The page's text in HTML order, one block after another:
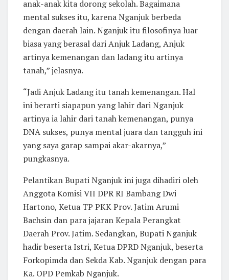
anak-anak kita dorong sekolah. Bagaimana
mental sukses itu, karena Nganjuk berbeda
dengan daerah lain. Nganjuk itu filosofinya luar
biasa yang berasal dari Anjuk Ladang, Anjuk
artinya kemenangan dan ladang itu artinya
tanah,” jelasnya.
“Jadi Anjuk Ladang itu tanah kemenangan. Hal
ini berarti siapapun yang lahir dari Nganjuk
artinya ia lahir dari tanah kemenangan, punya
DNA sukses, punya mental juara dan tangguh ini
yang saya garap sampai akar-akarnya,”
pungkasnya.
Pelantikan Bupati Nganjuk ini juga dihadiri oleh
Anggota Komisi VII DPR RI Bambang Dwi
Hartono, Ketua TP PKK Prov. Jatim Arumi
Bachsin dan para jajaran Kepala Perangkat
Daerah Prov. Jatim. Sedangkan, Bupati Nganjuk
hadir beserta Istri, Ketua DPRD Nganjuk, beserta
Forkopimda dan Sekda Kab. Nganjuk dengan para
Ka. OPD Pemkab Nganjuk.